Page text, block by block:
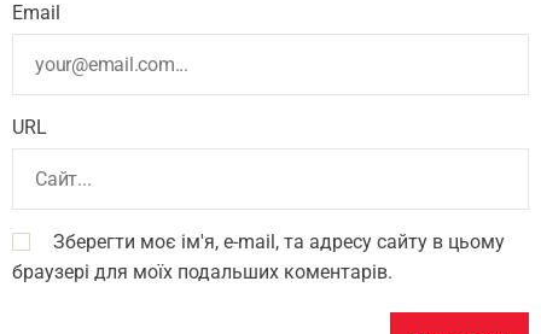
Email
URL
Зберегти моє ім'я, e-mail, та адресу сайту в цьому
браузері для моїх подальших коментарів.